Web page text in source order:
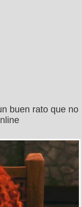
buen rato que no